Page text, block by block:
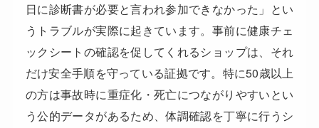
日に診断書が必要と言われ参加できなかった」とい
うトラブルが実際に起きています。事前に健康チェ
ックシートの確認を促してくれるショップは、それ
だけ安全手順を守っている証拠です。特に50歳以上
の方は事故時に重症化・死亡につながりやすいとい
う公的データがあるため、体調確認を丁寧に行うシ